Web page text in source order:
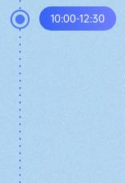
10:00-12:30